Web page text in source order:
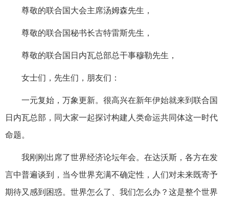
尊敬的联合国大会主席汤姆森先生，
尊敬的联合国秘书长古特雷斯先生，
尊敬的联合国日内瓦总部总干事穆勒先生，
女士们，先生们，朋友们：
一元复始，万象更新。很高兴在新年伊始就来到联合国
日内瓦总部，同大家一起探讨构建人类命运共同体这一时代
命题。
我刚刚出席了世界经济论坛年会。在达沃斯，各方在发
言中普遍谈到，当今世界充满不确定性，人们对未来既寄予
期待又感到困惑。世界怎么了、我们怎么办？这是整个世界